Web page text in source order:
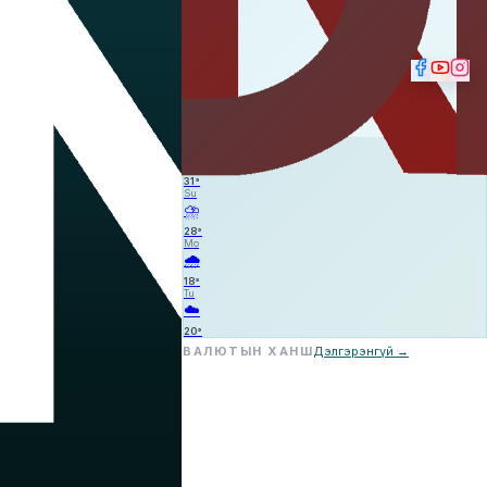
31°
Su
⛈️
28°
Mo
🌧️
18°
Tu
☁️
20°
ВАЛЮТЫН ХАНШДэлгэрэнгүй →